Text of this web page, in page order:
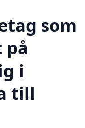
som
på
i
till